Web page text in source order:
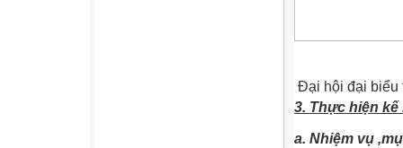
Đại hội đại biểu
3. Thực hiện kế
a. Nhiệm vụ